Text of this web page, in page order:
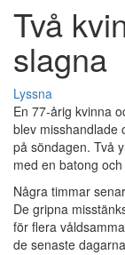
Två
slagna
Lyssna
En 77-årig kvinna
blev misshandlade
på söndagen. Två
med en batong
Några timmar
De gripna
för flera
de senaste